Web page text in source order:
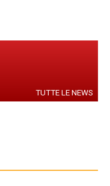
TUTTE LE NEWS